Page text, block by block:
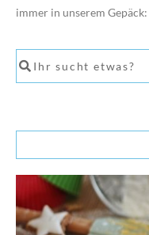
immer in unserem Gepäck: